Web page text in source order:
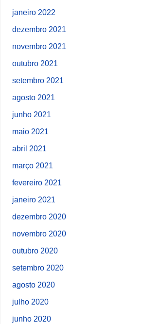
janeiro 2022
dezembro 2021
novembro 2021
outubro 2021
setembro 2021
agosto 2021
junho 2021
maio 2021
abril 2021
março 2021
fevereiro 2021
janeiro 2021
dezembro 2020
novembro 2020
outubro 2020
setembro 2020
agosto 2020
julho 2020
junho 2020